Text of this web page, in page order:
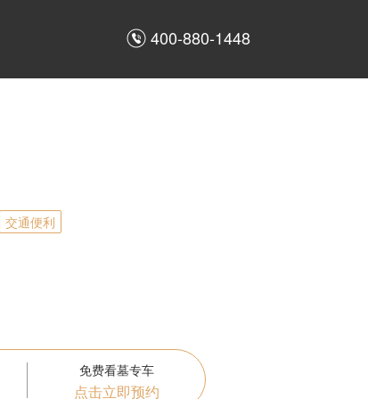
400-880-1448
交通便利
免费看墓专车
点击立即预约